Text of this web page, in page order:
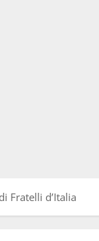
Fratelli d’Italia